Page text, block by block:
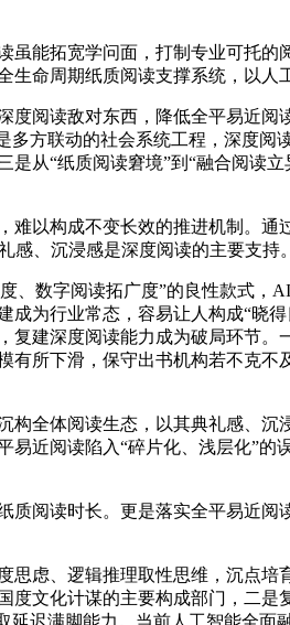
拓宽学问面，打制专业可托的
命周期纸质阅读支撑系统，以人
读敌对东西，降低全平易近阅
方联动的社会系统工程，深度
从“纸质阅读窘境”到“融合阅读
构成不变长效的推进机制。通
、沉浸感是深度阅读的主要支持。
数字阅读拓广度”的良性款式，
为行业常态，容易让人构成“晓
建深度阅读能力成为破局环节。
所下滑，保守出书机构若不克
体阅读生态，以其典礼感、沉
近阅读陷入“碎片化、浅层化”的
读时长。更是落实全平易近阅
、逻辑推理取性思维，沉点培
文化计谋的主要构成部门，二
迟满脚能力。当前人工智能全面